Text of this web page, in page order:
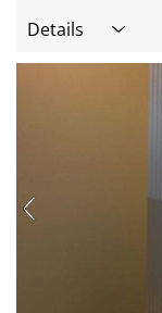
Details